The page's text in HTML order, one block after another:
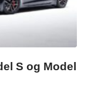
S og Model